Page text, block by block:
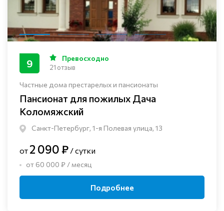
Частные дома престарелых и пансионаты
Пансионат для пожилых Дача
Коломяжский
Санкт-Петербург, 1-я Полевая улица, 13
9 Превосходно
21 отзыв
от 2 090 ₽ / сутки
от 60 000 ₽ / месяц
Подробнее